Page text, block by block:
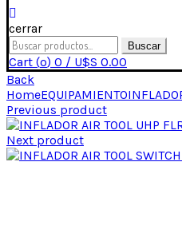
cerrar
Buscar
Cart (o) 0 / U$S 0.00
Back
HomeEQUIPAMIENTO
Previous product
Next product